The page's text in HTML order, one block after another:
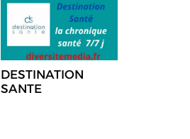
DESTINATION
SANTE